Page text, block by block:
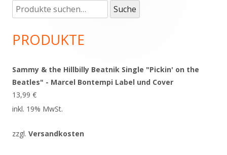
Haupt-
Seitenleiste
Suche
nach:
Suche
PRODUKTE
Sammy & the Hillbilly Beatnik Single "Pickin' on the
Beatles" - Marcel Bontempi Label und Cover
13,99 €
inkl. 19% MwSt.
zzgl. Versandkosten